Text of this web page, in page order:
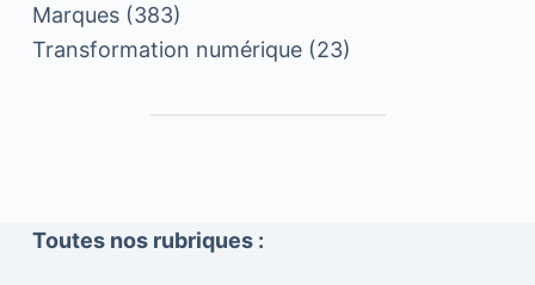
Marques(383)
Transformation numérique(23)
Toutes nos rubriques :